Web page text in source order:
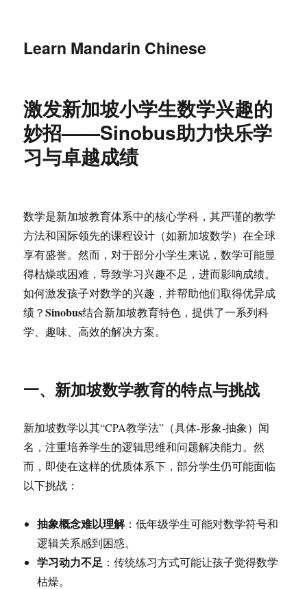
Learn Mandarin Chinese
激发新加坡小学生数学兴趣的
妙招——Sinobus助力快乐学
习与卓越成绩
数学是新加坡教育体系中的核心学科，其严谨的教学
方法和国际领先的课程设计（如新加坡数学）在全球
享有盛誉。然而，对于部分小学生来说，数学可能显
得枯燥或困难，导致学习兴趣不足，进而影响成绩。
如何激发孩子对数学的兴趣，并帮助他们取得优异成
绩？Sinobus结合新加坡教育特色，提供了一系列科
学、趣味、高效的解决方案。
一、新加坡数学教育的特点与挑战
新加坡数学以其“CPA教学法”（具体-形象-抽象）闻
名，注重培养学生的逻辑思维和问题解决能力。然
而，即使在这样的优质体系下，部分学生仍可能面临
以下挑战：
抽象概念难以理解：低年级学生可能对数学符号和
逻辑关系感到困惑。
学习动力不足 ：传统练习方式可能让孩子觉得数学
枯燥。